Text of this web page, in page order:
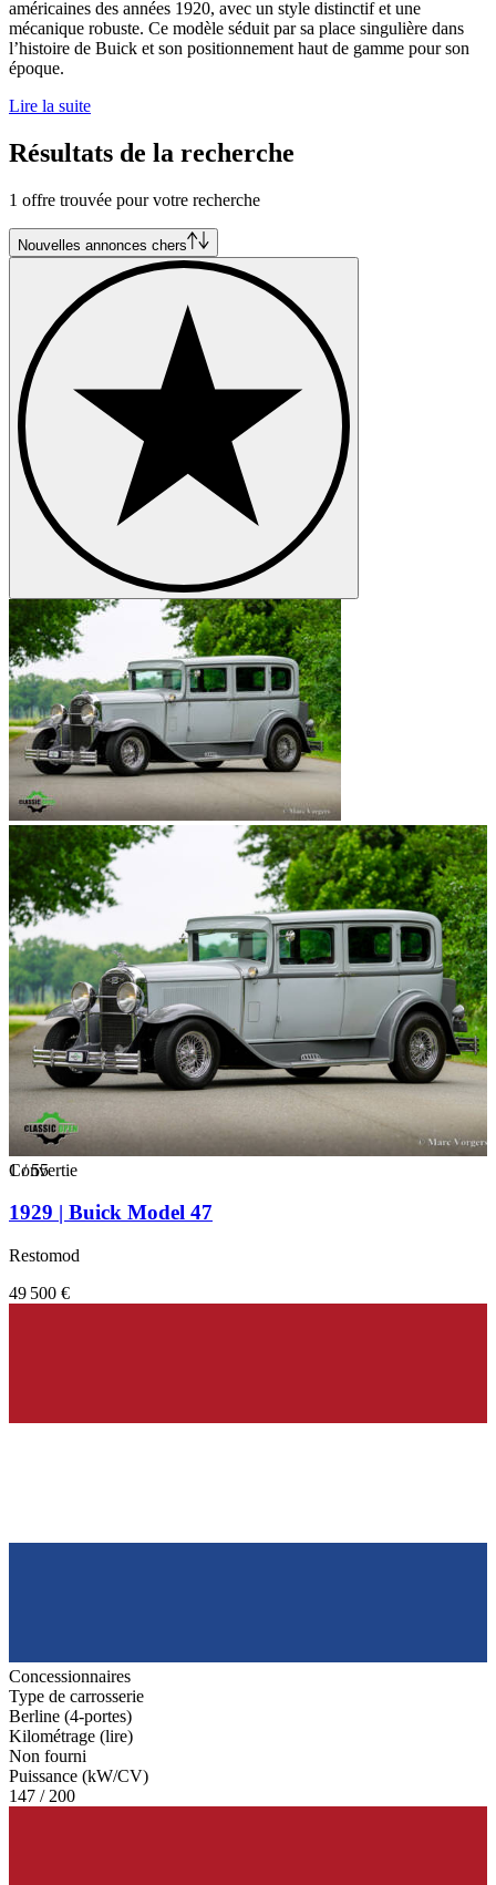
américaines des années 1920, avec un style distinctif et une
mécanique robuste. Ce modèle séduit par sa place singulière dans
l’histoire de Buick et son positionnement haut de gamme pour son
époque.
Lire la suite
Résultats de la recherche
1 offre trouvée pour votre recherche
Nouvelles annonces chers
1/55
Convertie
1929 | Buick Model 47
Restomod
49 500 €
Concessionnaires
Type de carrosserie
Berline (4-portes)
Kilométrage (lire)
Non fourni
Puissance (kW/CV)
147 / 200